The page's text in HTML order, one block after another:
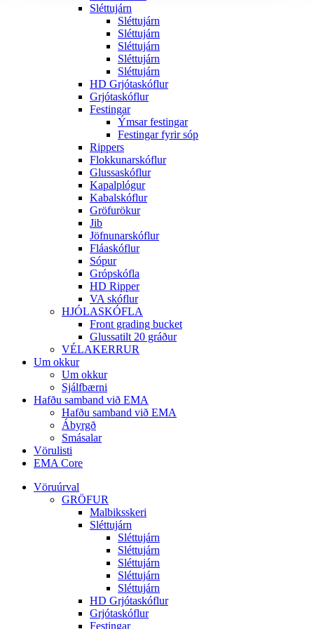
Sléttujárn
Sléttujárn
Sléttujárn
Sléttujárn
Sléttujárn
Sléttujárn
HD Grjótaskóflur
Grjótaskóflur
Festingar
Ýmsar festingar
Festingar fyrir sóp
Rippers
Flokkunarskóflur
Glussaskóflur
Kapalplógur
Kabalskóflur
Gröfurökur
Jib
Jöfnunarskóflur
Fláaskóflur
Sópur
Grópskófla
HD Ripper
VA skóflur
HJÓLASKÓFLA
Front grading bucket
Glussatilt 20 gráður
VÉLAKERRUR
Um okkur
Um okkur
Sjálfbærni
Hafðu samband við EMA
Hafðu samband við EMA
Ábyrgð
Smásalar
Vörulisti
EMA Core
Vöruúrval
GRÖFUR
Malbiksskeri
Sléttujárn
Sléttujárn
Sléttujárn
Sléttujárn
Sléttujárn
Sléttujárn
HD Grjótaskóflur
Grjótaskóflur
Festingar